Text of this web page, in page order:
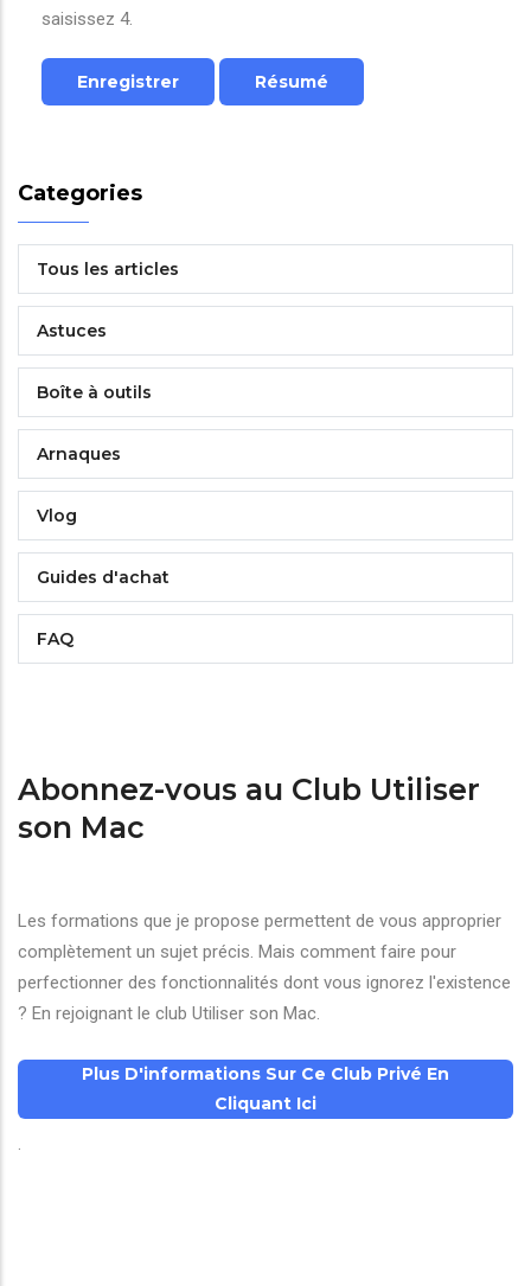
saisissez 4.
Categories
Tous les articles
Astuces
Boîte à outils
Arnaques
Vlog
Guides d'achat
FAQ
Abonnez-vous au Club Utiliser
son Mac
Les formations que je propose permettent de vous approprier
complètement un sujet précis. Mais comment faire pour
perfectionner des fonctionnalités dont vous ignorez l'existence
? En rejoignant le club Utiliser son Mac.
Plus D'informations Sur Ce Club Privé En
Cliquant Ici
.